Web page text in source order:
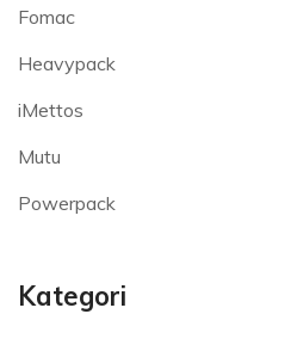
Fomac
Heavypack
iMettos
Mutu
Powerpack
Kategori